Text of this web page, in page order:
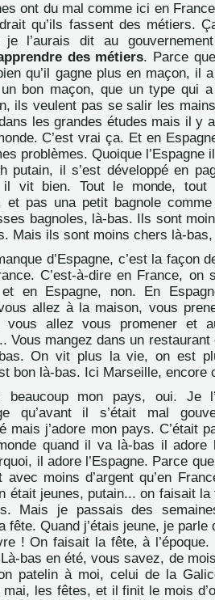
ont du mal comme ici en
qu’ils fassent des métiers.
je l’aurais dit au
des métiers. Parce
qu’il gagne plus en maçon, il
bon maçon, que un type qui
ils veulent pas se salir les
les grandes études mais il y
C’est vrai ça. Et en
problèmes. Quoique l’Espagne
putain, il s’est développé en
il vit bien. Tout le monde,
et pas una petit bagnole
bagnoles, là-bas. Ils sont
Mais ils sont moins chers là-
d’Espagne, c’est la façon
C’est-à-dire en France,
et en Espagne, non. En
allez à la maison, vous
vous allez vous promener et
Vous mangez dans un
On vit plus la vie, on est
bon là-bas. Ici Marseille, encore
beaucoup mon pays, oui. Je
qu’avant il s’était mal
mais j’adore mon pays. C’était
quand il va là-bas il adore
il adore l’Espagne. Parce
moins d’argent qu’en
était jeunes, putain... on faisait
Mais je passais des
fête. Quand j’étais jeune, je parle
! On faisait la fête, à
bas en été, vous savez, de
patelin à moi, celui de la
mai, les fêtes, et il finit le mois